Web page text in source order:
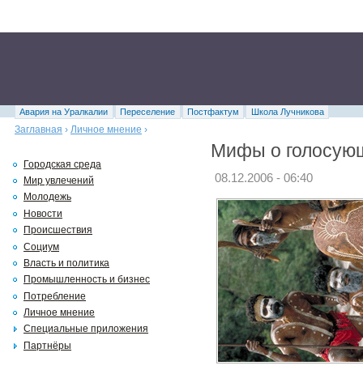
Авария на Уралкалии Переселение Постфактум
Школа Лучникова
Заглавная › Личное мнение ›
Мифы о
08.12.2006 - 06:40
Городская среда
Мир увлечений
Молодежь
Новости
Происшествия
Социум
Власть и политика
Промышленность и бизнес
Потребление
Личное мнение
Специальные приложения
Партнёры